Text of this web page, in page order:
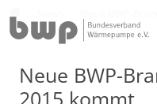
Neue BWP-
Neue BWP-
2015 kommt